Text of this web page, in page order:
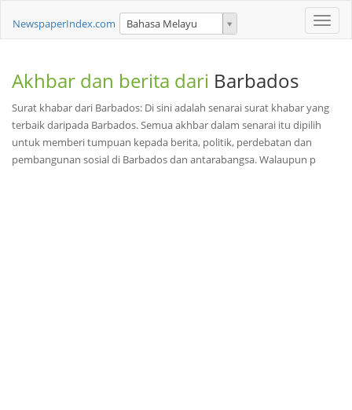
Toggle
NewspaperIndex.com Bahasa Melayu
Akhbar dan berita dari Barbados
Surat khabar dari Barbados: Di sini adalah senarai surat khabar yang
terbaik daripada Barbados. Semua akhbar dalam senarai itu dipilih
untuk memberi tumpuan kepada berita, politik, perdebatan dan
pembangunan sosial di Barbados dan antarabangsa. Walaupun p